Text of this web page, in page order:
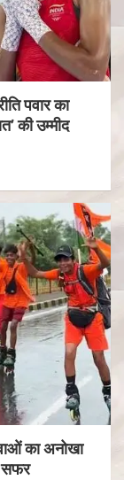
पवार का
की उम्मीद
का अनोखा
सफर